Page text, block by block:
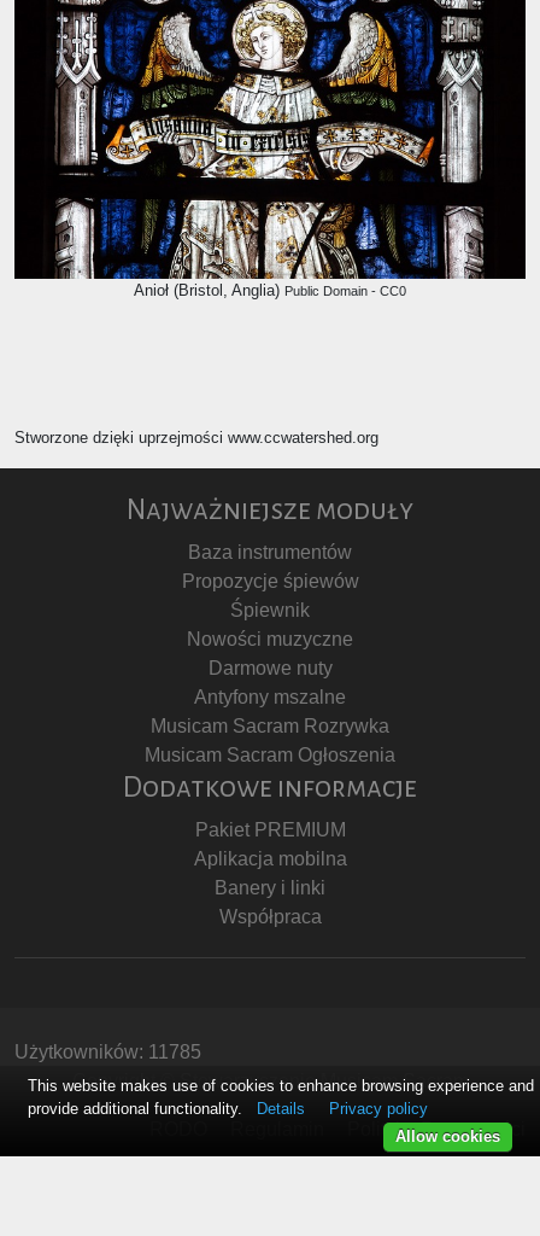
Anioł (Bristol, Anglia) Public Domain - CC0
Stworzone dzięki uprzejmości www.ccwatershed.org
Najważniejsze moduły
Baza instrumentów
Propozycje śpiewów
Śpiewnik
Nowości muzyczne
Darmowe nuty
Antyfony mszalne
Musicam Sacram Rozrywka
Musicam Sacram Ogłoszenia
Dodatkowe informacje
Pakiet PREMIUM
Aplikacja mobilna
Banery i linki
Współpraca
Użytkowników: 11785
Copyright © Stowarzyszenie Musicam Sacram
Polityka Prywatności
This website makes use of cookies to enhance browsing experience and
provide additional functionality.
Details
Privacy policy
Allow cookies